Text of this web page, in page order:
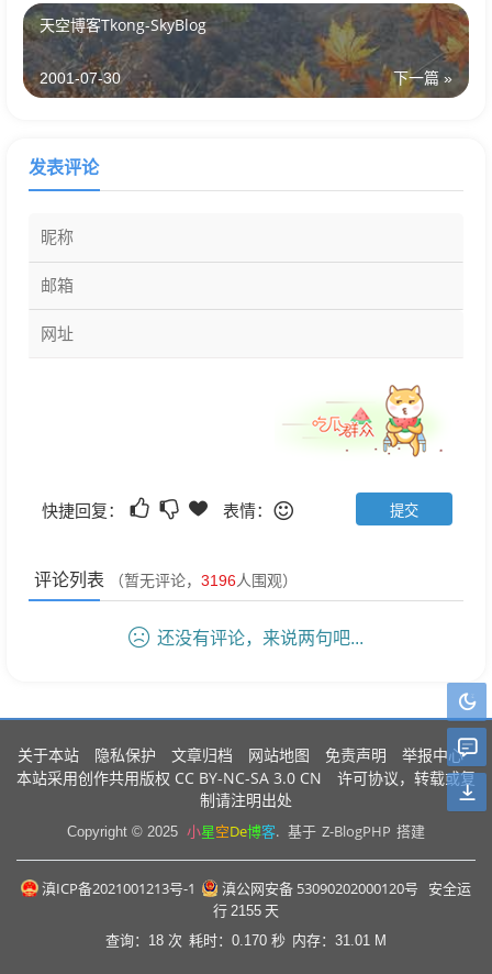
天空博客Tkong-SkyBlog
下一篇 »
2001-07-30
发表评论
快捷回复： 表情：
评论列表 （暂无评论， 3196人围观）
还没有评论，来说两句吧...
关于本站 隐私保护 文章归档 网站地图 免责声明 举报中心
本站采用创作共用版权 CC BY-NC-SA 3.0 CN
许可协议，转载或复
制请注明出处
Copyright © 2025 小星空De博客. 基于 Z-BlogPHP 搭建
滇ICP备2021001213号-1 滇公网安备 53090202000120号
安全运
行 2155 天
查询：18 次 耗时：0.170 秒 内存：31.01 M